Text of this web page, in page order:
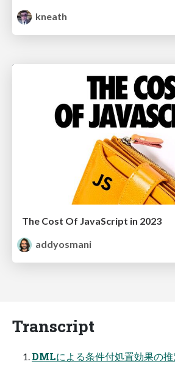
kneath
The Cost Of JavaScript in 2023
addyosmani
Transcript
DMLによる条件付処置効果の